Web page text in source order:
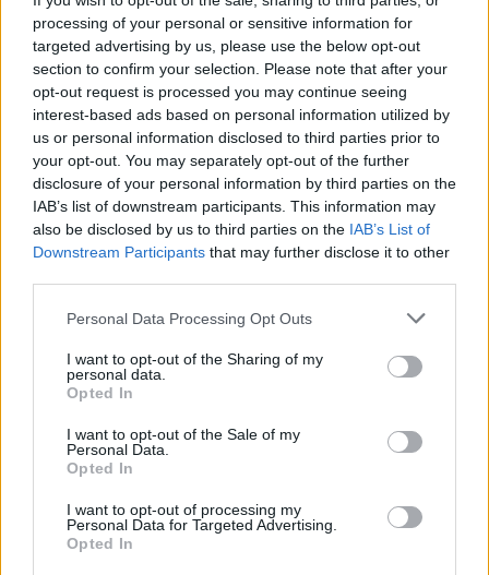
processing of your personal or sensitive information for
targeted advertising by us, please use the below opt-out
section to confirm your selection. Please note that after your
opt-out request is processed you may continue seeing
interest-based ads based on personal information utilized by
us or personal information disclosed to third parties prior to
your opt-out. You may separately opt-out of the further
disclosure of your personal information by third parties on the
IAB’s list of downstream participants. This information may
also be disclosed by us to third parties on the IAB’s List of
Downstream Participants that may further disclose it to other
Personal Data Processing Opt Outs
I want to opt-out of the Sharing of my
personal data.
Opted In
I want to opt-out of the Sale of my
Personal Data.
Opted In
I want to opt-out of processing my
Personal Data for Targeted Advertising.
Opted In